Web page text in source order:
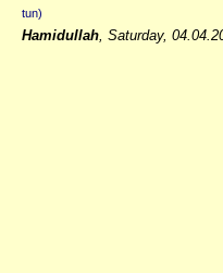
tun)
Hamidullah Saturday,